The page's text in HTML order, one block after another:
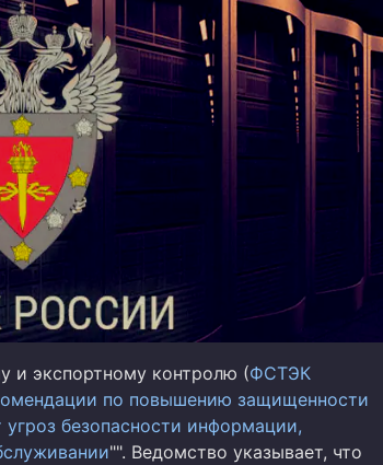
и экспортному контролю (ФСТЭК
по повышению защищенности
безопасности информации,
"". Ведомство указывает, что